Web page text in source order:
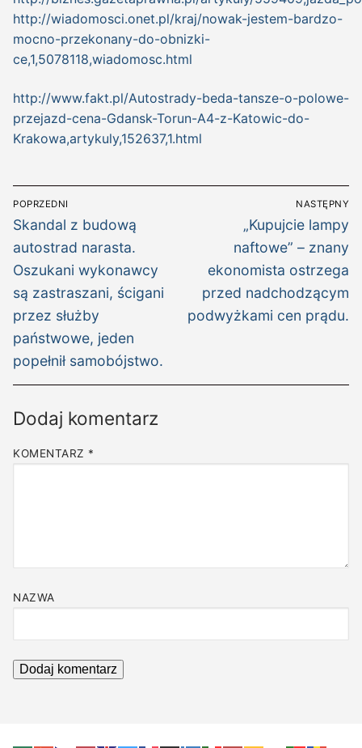
http://wiadomosci.onet.pl/kraj/nowak-jestem-bardzo-
mocno-przekonany-do-obnizki-
ce,1,5078118,wiadomosc.html
http://www.fakt.pl/Autostrady-beda-tansze-o-polowe-
przejazd-cena-Gdansk-Torun-A4-z-Katowic-do-
Krakowa,artykuly,152637,1.html
Nawigacja
wpisu
POPRZEDNI
Poprzedni
wpis:
Skandal z budową
autostrad narasta.
Oszukani wykonawcy
są zastraszani, ścigani
przez służby
państwowe, jeden
popełnił samobójstwo.
NASTĘPNY
Następny
wpis:
„Kupujcie lampy
naftowe” – znany
ekonomista ostrzega
przed nadchodzącym
podwyżkami cen prądu.
Dodaj komentarz
KOMENTARZ *
NAZWA